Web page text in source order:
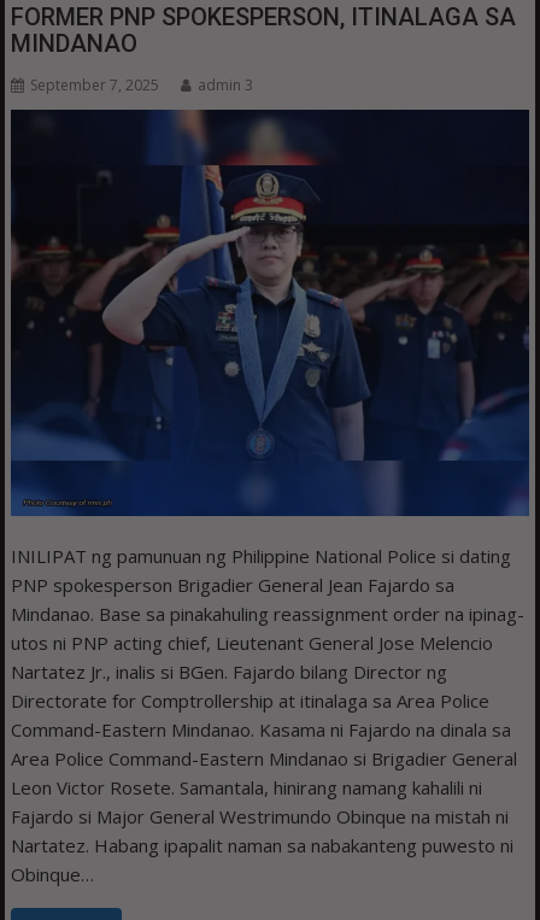
FORMER PNP SPOKESPERSON, ITINALAGA SA
MINDANAO
September 7, 2025 admin 3
INILIPAT ng pamunuan ng Philippine National Police si dating
PNP spokesperson Brigadier General Jean Fajardo sa
Mindanao. Base sa pinakahuling reassignment order na ipinag-
utos ni PNP acting chief, Lieutenant General Jose Melencio
Nartatez Jr., inalis si BGen. Fajardo bilang Director ng
Directorate for Comptrollership at itinalaga sa Area Police
Command-Eastern Mindanao. Kasama ni Fajardo na dinala sa
Area Police Command-Eastern Mindanao si Brigadier General
Leon Victor Rosete. Samantala, hinirang namang kahalili ni
Fajardo si Major General Westrimundo Obinque na mistah ni
Nartatez. Habang ipapalit naman sa nabakanteng puwesto ni
Obinque…